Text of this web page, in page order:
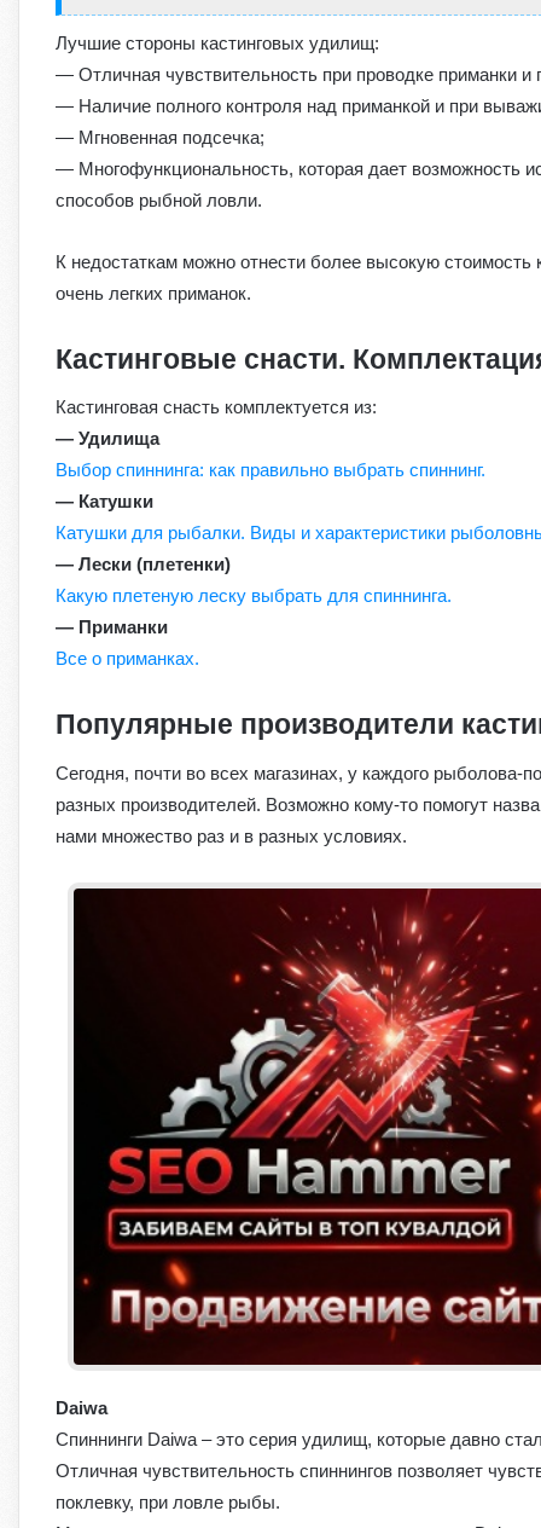
Лучшие стороны кастинговых удилищ:
— Отличная чувствительность при проводке приманки и
— Наличие полного контроля над приманкой и при
— Мгновенная подсечка;
— Многофункциональность, которая дает возможность
способов рыбной ловли.
К недостаткам можно отнести более высокую стоимость
очень легких приманок.
Кастинговые снасти.
Кастинговая снасть комплектуется из:
— Удилища
Выбор спиннинга: как правильно выбрать спиннинг.
— Катушки
Катушки для рыбалки. Виды и характеристики
— Лески (плетенки)
Какую плетеную леску выбрать для спиннинга.
— Приманки
Все о приманках.
Популярные производители
Сегодня, почти во всех магазинах, у каждого рыболова-
разных производителей. Возможно кому-то помогут
нами множество раз и в разных условиях.
Daiwa
Спиннинги Daiwa – это серия удилищ, которые давно
Отличная чувствительность спиннингов позволяет
поклевку, при ловле рыбы.